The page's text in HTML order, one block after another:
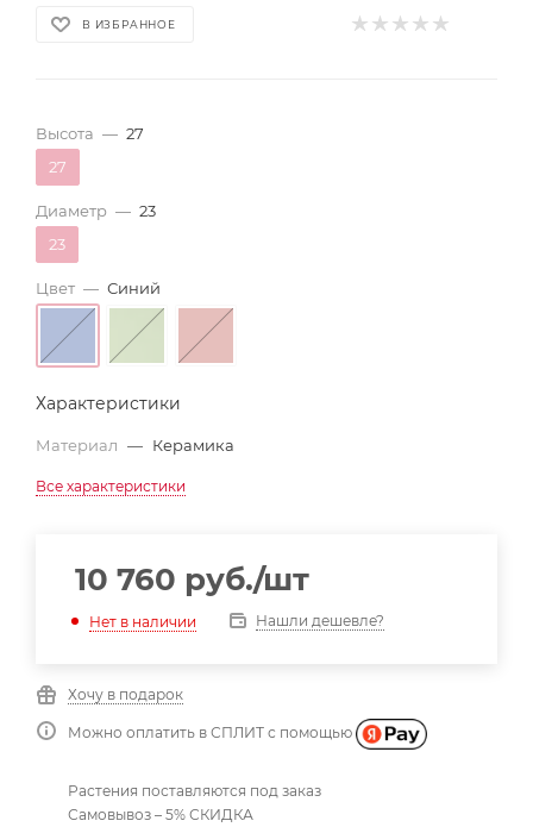
В ИЗБРАННОЕ
Высота — 27
27
Диаметр — 23
23
Цвет — Синий
Характеристики
Материал — Керамика
Все характеристики
10 760 руб./шт
Нет в наличии Нашли дешевле?
Хочу в подарок
Можно оплатить в СПЛИТ с помощью
Растения поставляются под заказ
Самовывоз – 5% СКИДКА